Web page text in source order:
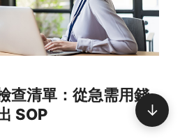
查清單：從急需用錢
SOP
↓